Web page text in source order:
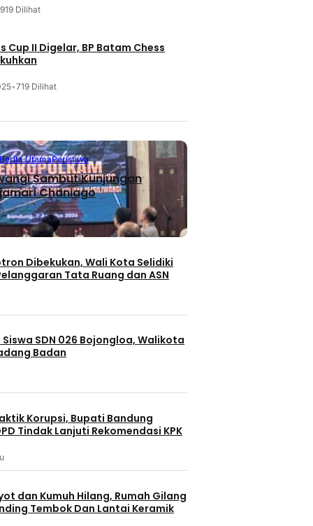
919 Dilihat
Cup II Digelar, BP Batam Chess
•719 Dilihat
UtamaPeristiwa
Sambut Kunjungan
Chaniago
Dibekukan, Wali Kota Selidiki
Tata Ruang dan ASN
Siswa SDN 026 Bojongloa, Walikota
Badan
Korupsi, Bupati Bandung
Tindak Lanjuti Rekomendasi KPK
dan Kumuh Hilang, Rumah Gilang
Tembok Dan Lantai Keramik